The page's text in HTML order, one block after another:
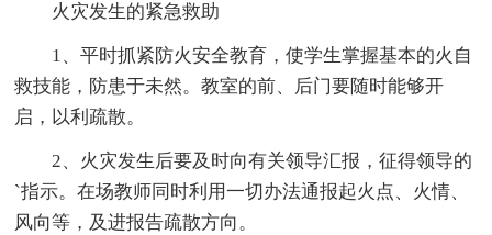
火灾发生的紧急救助
1、平时抓紧防火安全教育，使学生掌握基本的火自
救技能，防患于未然。教室的前、后门要随时能够开
启，以利疏散。
2、火灾发生后要及时向有关领导汇报，征得领导的
`指示。在场教师同时利用一切办法通报起火点、火情、
风向等，及进报告疏散方向。